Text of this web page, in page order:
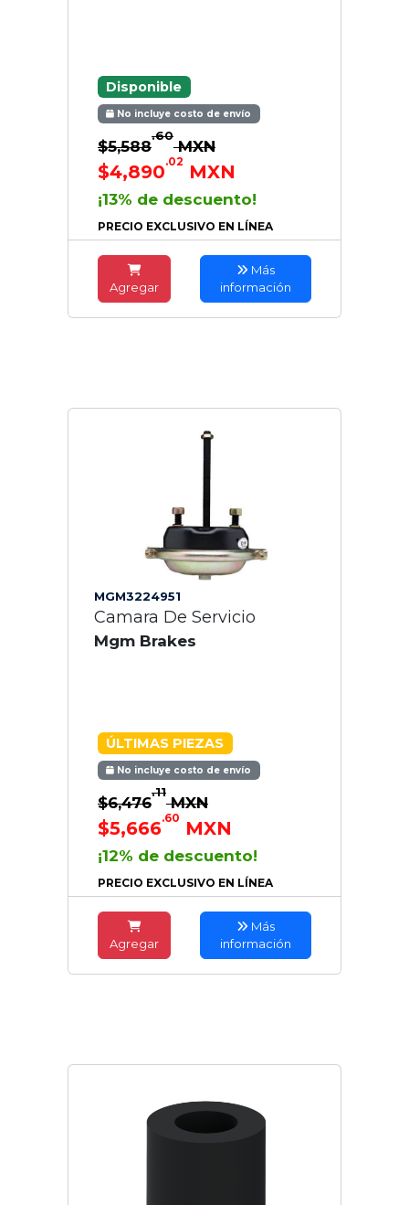
Disponible
No incluye costo de envío
$5,588
.60
MXN
$4,890.02 MXN
¡13% de descuento!
PRECIO EXCLUSIVO EN LÍNEA
Agregar
Más
información
MGM3224951
Camara De Servicio
Mgm Brakes
ÚLTIMAS PIEZAS
No incluye costo de envío
$6,476
.11
MXN
$5,666.60 MXN
¡12% de descuento!
PRECIO EXCLUSIVO EN LÍNEA
Agregar
Más
información